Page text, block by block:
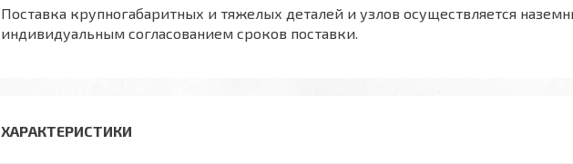
Поставка крупногабаритных и тяжелых деталей и узлов осуществляется
индивидуальным согласованием сроков поставки.
ХАРАКТЕРИСТИКИ